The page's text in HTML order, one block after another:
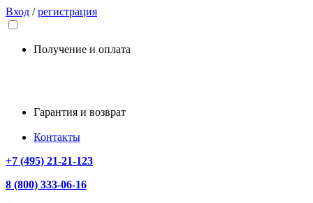
Вход /регистрация
Получение и оплата
Гарантия и возврат
Контакты
+7 (495) 21-21-123
8 (800) 333-06-16